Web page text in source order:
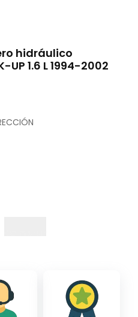
hidráulico
UP 1.6 L 1994-2002